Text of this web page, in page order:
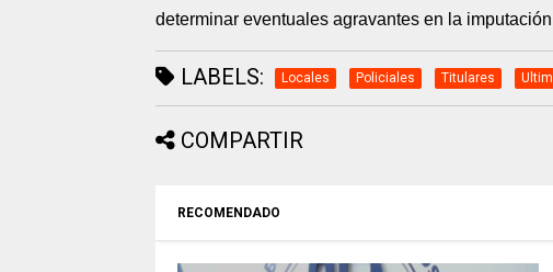
determinar eventuales agravantes en la
LABELS: Locales Policiales Titulares
COMPARTIR
RECOMENDADO